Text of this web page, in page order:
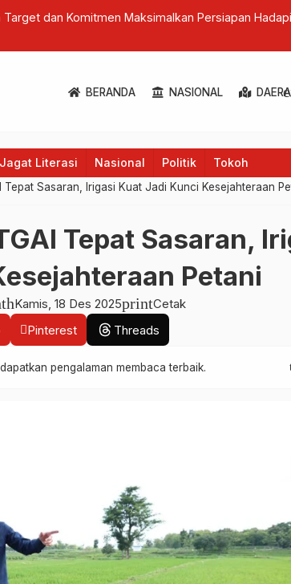
dan Komitmen Maksimalkan Persiapan Hadapi
BERANDA NASIONAL
Jagat Literasi Nasional Politik Tokoh
Tepat Sasaran, Irigasi Kuat Jadi Kunci Kesejahteraan
Tepat Sasaran,
Petani
Kamis, 18 Des 2025printCetak
Pinterest Threads
pengalaman membaca terbaik.